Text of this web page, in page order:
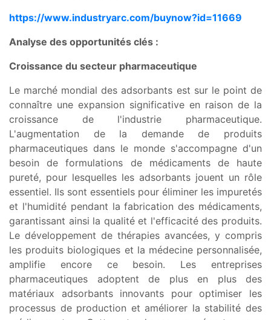
https://www.industryarc.com/buynow?id=11669
Analyse des opportunités clés :
Croissance du secteur pharmaceutique
Le marché mondial des adsorbants est sur le point de
connaître une expansion significative en raison de la
croissance de l'industrie pharmaceutique.
L'augmentation de la demande de produits
pharmaceutiques dans le monde s'accompagne d'un
besoin de formulations de médicaments de haute
pureté, pour lesquelles les adsorbants jouent un rôle
essentiel. Ils sont essentiels pour éliminer les impuretés
et l'humidité pendant la fabrication des médicaments,
garantissant ainsi la qualité et l'efficacité des produits.
Le développement de thérapies avancées, y compris
les produits biologiques et la médecine personnalisée,
amplifie encore ce besoin. Les entreprises
pharmaceutiques adoptent de plus en plus des
matériaux adsorbants innovants pour optimiser les
processus de production et améliorer la stabilité des